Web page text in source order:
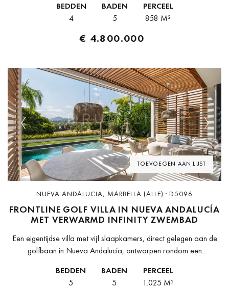
BEDDEN
4
BADEN
5
PERCEEL
858 M²
€ 4.800.000
TOEVOEGEN AAN LIJST
Previous Next
NUEVA ANDALUCIA, MARBELLA (ALLE) · D5096
FRONTLINE GOLF VILLA IN NUEVA ANDALUCÍA
MET VERWARMD INFINITY ZWEMBAD
Een eigentijdse villa met vijf slaapkamers, direct gelegen aan de
golfbaan in Nueva Andalucía, ontworpen rondom een
glazen wanden van vloer tot plafond....
BEDDEN
5
BADEN
5
PERCEEL
1.025 M²